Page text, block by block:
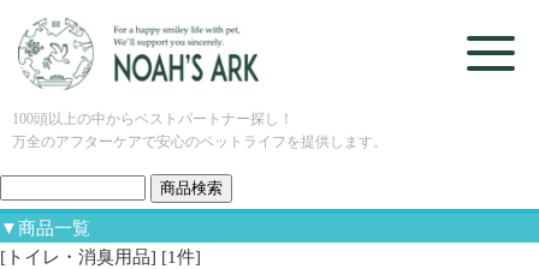
100頭以上の中からベストパートナー探し！
万全のアフターケアで安心のペットライフを提供します。
▼商品一覧
[トイレ・消臭用品] [1件]